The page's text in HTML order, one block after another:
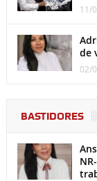
11/
de
02/
BASTIDORES